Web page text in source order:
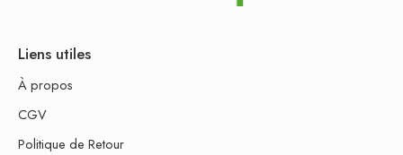
Liens utiles
À propos
CGV
Politique de Retour